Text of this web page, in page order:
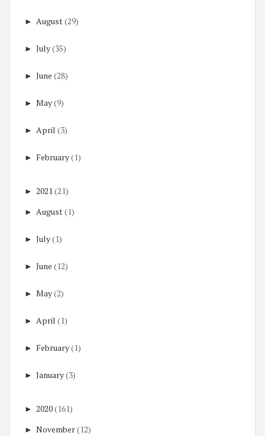
► August(29)
► July(35)
► June (28)
► May(9)
► April (3)
► February(1)
► 2021 (21)
► August(1)
► July(1)
► June (12)
► May(2)
► April (1)
► February(1)
► January(3)
► 2020(161)
► November(12)